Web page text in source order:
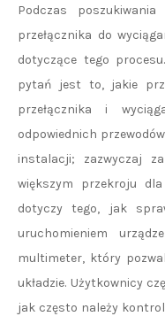
Podczas
przełącznika do
dotyczące tego
pytań jest to, jakie
przełącznika i
odpowiednich
instalacji; zazwyczaj
większym przekroju
dotyczy tego, jak
uruchomieniem
multimeter, który
układzie. Użytkownicy
jak często należy